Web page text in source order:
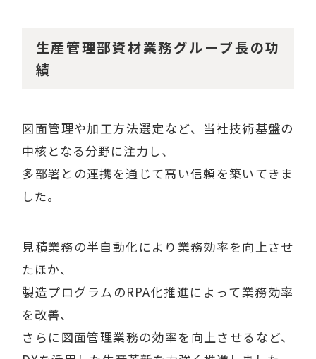
生産管理部資材業務グループ長の功
績
図面管理や加工方法選定など、当社技術基盤の
中核となる分野に注力し、
多部署との連携を通じて高い信頼を築いてきま
した。
見積業務の半自動化により業務効率を向上させ
たほか、
製造プログラムのRPA化推進によって業務効率
を改善、
さらに図面管理業務の効率を向上させるなど、